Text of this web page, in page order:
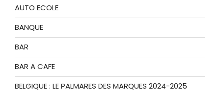
AUTO ECOLE
BANQUE
BAR
BAR A CAFE
BELGIQUE : LE PALMARES DES MARQUES 2024-2025